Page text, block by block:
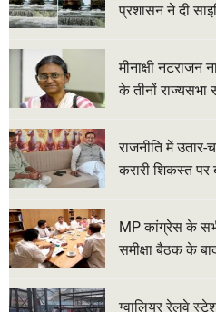
प्रशासन ने दी
मीनाक्षी नटराजन
के तीनों राज्यसभा
राजनीति में
करारी शिकस्त पर
MP कांग्रेस के
समीक्षा बैठक के
ग्वालियर रेलवे